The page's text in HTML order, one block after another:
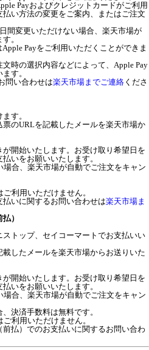
Payおよびクレジットカードがご利用
い方法の変更をご案内、またはご注文
間変更いただけない場合、楽天市場が
。
Payをご利用いただくことができま
時の選択内容などによって、Apple Pay
す。
問い合わせは楽天市場までご連絡 くださ
す。
のURLを記載したメールを楽天市場か
開始いたします。お受け取り希望日を
いをお願いいたします。
合、楽天市場が自動でご注文をキャン
利用いただけません。
いに関するお問い合わせは楽天市場ま
）
トップ、セイコーマートでお支払いい
したメールを楽天市場からお送りいた
開始いたします。お受け取り希望日を
いをお願いいたします。
合、楽天市場が自動でご注文をキャン
決済手数料は無料です。
利用いただけません。
払）でのお支払いに関するお問い合わ